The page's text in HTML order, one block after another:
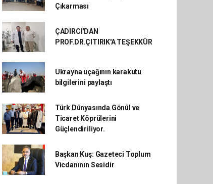
Çıkarması
ÇADIRCI'DAN
PROF.DR.ÇITIRIK'A TEŞEKKÜR
Ukrayna uçağının karakutu
bilgilerini paylaştı
Türk Dünyasında Gönül ve
Ticaret Köprülerini
Güçlendiriliyor.
Başkan Kuş: Gazeteci Toplum
Vicdanının Sesidir